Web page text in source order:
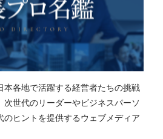
本各地で活躍する経営者たちの挑戦
次世代のリーダーやビジネスパーソ
のヒントを提供するウェブメディア